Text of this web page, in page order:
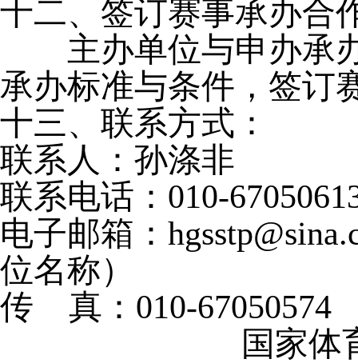
十二、签订赛事承办合
主办单位与申办承办
承办标准与条件，签订
十三、联系方式：
联系人：孙涤非
联系电话： 010-
电子邮箱：
位名称）
传
真： 010-67050574
国家体